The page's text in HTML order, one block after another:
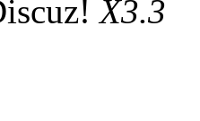
X3.3